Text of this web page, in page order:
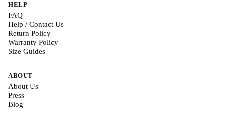
HELP
FAQ
Help / Contact Us
Return Policy
Warranty Policy
Size Guides
ABOUT
About Us
Press
Blog